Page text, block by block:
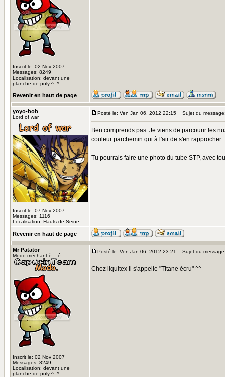
Inscrit le: 02 Nov 2007
Messages: 8249
Localisation: devant une
planche de poly ^_^;
Revenir en haut de page
yoyo-bob
Lord of war
Inscrit le: 07 Nov 2007
Messages: 1116
Localisation: Hauts de Seine
Posté le: Ven Jan 06, 2012 22:15 Sujet du
Ben comprends pas. Je viens de parcourir les
couleur parchemin qui à l'air de s'en rapprocher.
Tu pourrais faire une photo du tube STP, avec
Revenir en haut de page
Mr Patator
Modo méchant è__é
Inscrit le: 02 Nov 2007
Messages: 8249
Localisation: devant une
planche de poly ^_^;
Posté le: Ven Jan 06, 2012 23:21 Sujet du
Chez liquitex il s'appelle "Titane écru" ^^